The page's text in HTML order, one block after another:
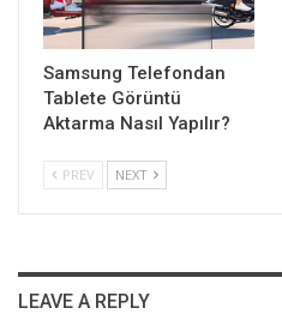
Samsung Telefondan
Tablete Görüntü
Aktarma Nasıl Yapılır?
PREV NEXT
LEAVE A REPLY